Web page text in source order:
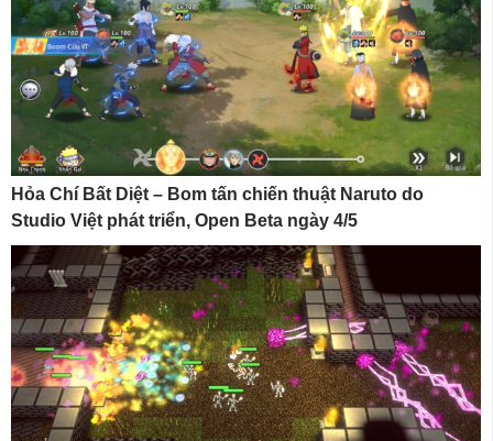
Hỏa Chí Bất Diệt – Bom tấn chiến thuật Naruto do
Studio Việt phát triển, Open Beta ngày 4/5